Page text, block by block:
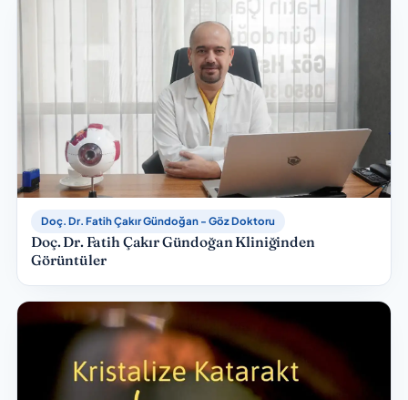
Doç. Dr. Fatih Çakır Gündoğan - Göz Doktoru
Doç. Dr. Fatih Çakır Gündoğan Kliniğinden
Görüntüler